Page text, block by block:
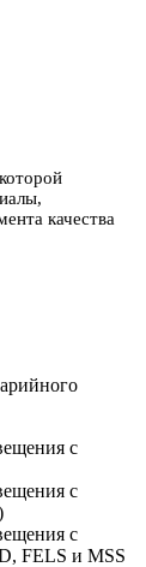
качества
с
с
с
FELS и MSS